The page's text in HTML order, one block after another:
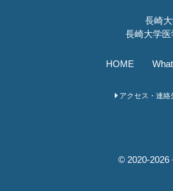
長崎
長崎大学医
HOME
アクセス・連絡
© 2020-2026